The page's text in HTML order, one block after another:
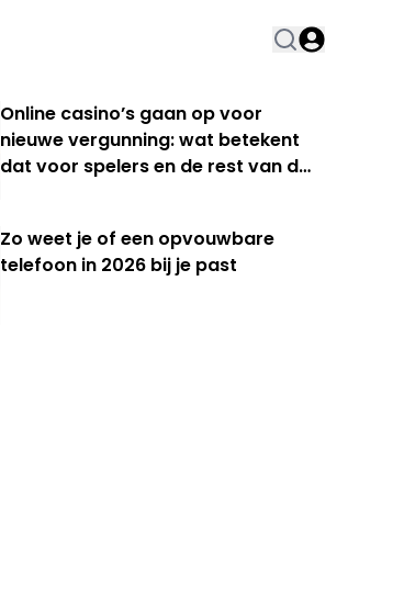
Online casino’s gaan op voor
nieuwe vergunning: wat betekent
dat voor spelers en de rest van de
Zo weet je of een opvouwbare
telefoon in 2026 bij je past